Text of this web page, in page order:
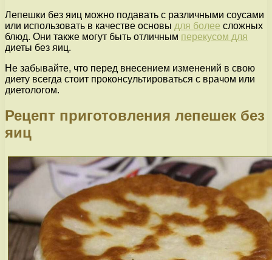
Лепешки без яиц можно подавать с различными соусами
или использовать в качестве основы для более сложных
блюд. Они также могут быть отличным перекусом для
диеты без яиц.
Не забывайте, что перед внесением изменений в свою
диету всегда стоит проконсультироваться с врачом или
диетологом.
Рецепт приготовления лепешек без
яиц